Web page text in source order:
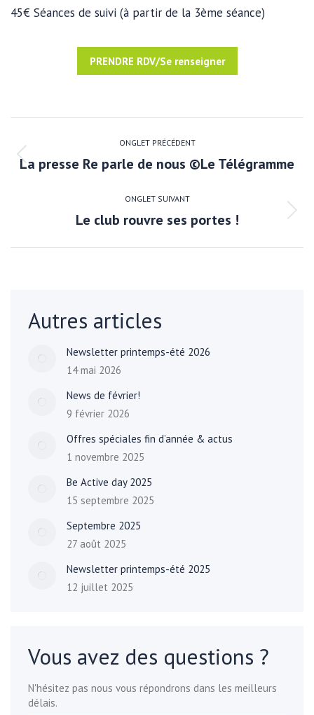
45€ Séances de suivi (à partir de la 3ème séance)
PRENDRE RDV/Se renseigner
NAVIGATION
DE
COMMENTAIRE
ONGLET PRÉCÉDENT
Onglet
La presse Re parle de nous ©Le Télégramme
ONGLET SUIVANT
Onglet
Le club rouvre ses portes !
Autres articles
Newsletter printemps-été 2026
14 mai 2026
News de février!
9 février 2026
Offres spéciales fin d’année & actus
1 novembre 2025
Be Active day 2025
15 septembre 2025
Septembre 2025
27 août 2025
Newsletter printemps-été 2025
12 juillet 2025
Vous avez des questions ?
N'hésitez pas nous vous répondrons dans les meilleurs
délais.